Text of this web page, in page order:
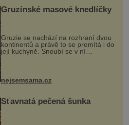
Gruzínské masové knedlíčky
Gruzie se nachází na rozhraní dvou
kontinentů a právě to se promítá i do
její kuchyně. Snoubí se v ní
evropské a asijské chutě a díky tomu
vznikají rozmanité a chuťově bohaté
pokrmy, které rozhodně st...
nejsemsama.cz
Šťavnatá pečená šunka